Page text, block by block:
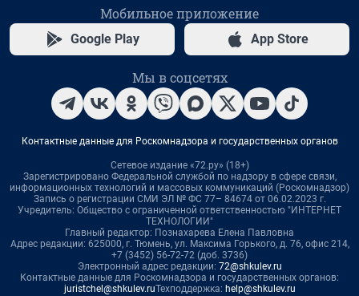
Мобильное приложение
Google Play App Store
Мы в соцсетях
Контактные данные для Роскомнадзора и государственных органов
Сетевое издание «72.ру» (18+)
Зарегистрировано Федеральной службой по надзору в сфере связи,
информационных технологий и массовых коммуникаций (Роскомнадзор)
Запись о регистрации СМИ ЭЛ № ФС 77– 84674 от 06.02.2023 г.
Учредитель: Общество с ограниченной ответственностью "ИНТЕРНЕТ
ТЕХНОЛОГИИ"
Главный редактор: Познахарева Елена Павловна
Адрес редакции: 625000, г. Тюмень, ул. Максима Горького, д. 76, офис 214,
+7 (3452) 56-72-72 (доб. 3736)
Электронный адрес редакции: 72@shkulev.ru
Контактные данные для Роскомнадзора и государственных органов:
juristchel@shkulev.ruТехподдержка: help@shkulev.ru